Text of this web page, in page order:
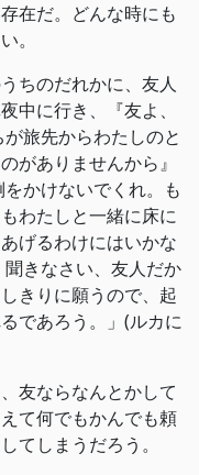
在だ。どんな時にも
。
ちのだれかに、友人
中に行き、『友よ、
旅先からわたしのと
がありませんから』
かけないでくれ。も
わたしと一緒に床に
げるわけにはいかな
きなさい、友人だか
きりに願うので、起
であろう。」(‭‭ルカに
友ならなんとかして
て何でもかんでも頼
てしまうだろう。